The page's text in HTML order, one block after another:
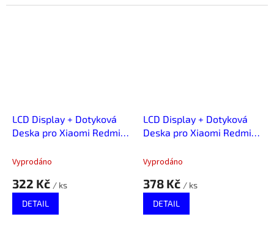
LCD Display + Dotyková
Deska pro Xiaomi Redmi
Vyprodáno
322 Kč / ks
DETAIL
LCD Display + Dotyková
Deska pro Xiaomi Redmi 9
Vyprodáno
378 Kč / ks
DETAIL